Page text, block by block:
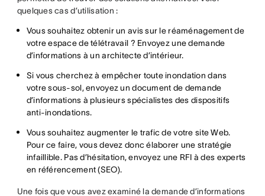
quelques cas d’utilisation :
Vous souhaitez obtenir un avis sur le réaménagement de
votre espace de télétravail ? Envoyez une demande
d’informations à un architecte d’intérieur.
Si vous cherchez à empêcher toute inondation dans
votre sous-sol, envoyez un document de demande
d’informations à plusieurs spécialistes des dispositifs
anti-inondations.
Vous souhaitez augmenter le trafic de votre site Web.
Pour ce faire, vous devez donc élaborer une stratégie
infaillible. Pas d’hésitation, envoyez une RFI à des experts
en référencement (SEO).
Une fois que vous avez examiné la demande d’informations